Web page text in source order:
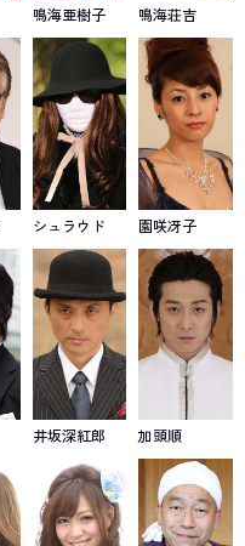
鳴海亜樹子 鳴海荘吉
シュラウド 園咲冴子
井坂深紅郎 加頭順